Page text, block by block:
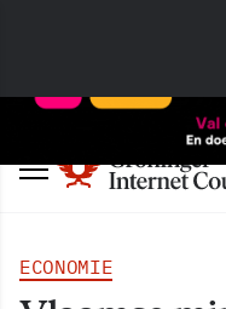
ECONOMIE